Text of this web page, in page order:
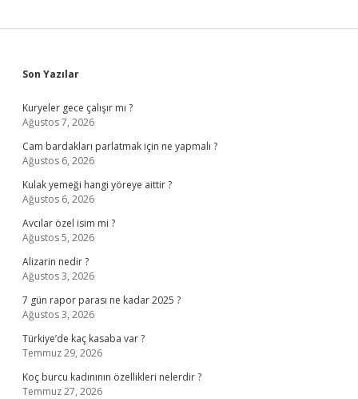
Sidebar
Son Yazılar
Kuryeler gece çalışır mı ?
Ağustos 7, 2026
Cam bardakları parlatmak için ne yapmalı ?
Ağustos 6, 2026
Kulak yemeği hangi yöreye aittir ?
Ağustos 6, 2026
Avcılar özel isim mi ?
Ağustos 5, 2026
Alizarin nedir ?
Ağustos 3, 2026
7 gün rapor parası ne kadar 2025 ?
Ağustos 3, 2026
Türkiye’de kaç kasaba var ?
Temmuz 29, 2026
Koç burcu kadınının özellikleri nelerdir ?
Temmuz 27, 2026